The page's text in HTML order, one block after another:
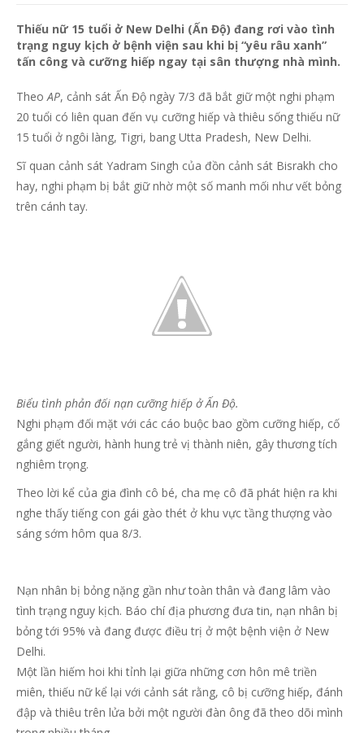
Thiếu nữ 15 tuổi ở New Delhi (Ấn Độ) đang rơi vào tình
trạng nguy kịch ở bệnh viện sau khi bị “yêu râu xanh”
tấn công và cưỡng hiếp ngay tại sân thượng nhà mình.
TheoAP, cảnh sát Ấn Độ ngày 7/3 đã bắt giữ một nghi phạm
20 tuổi có liên quan đến vụ cưỡng hiếp và thiêu sống thiếu nữ
15 tuổi ở ngôi làng, Tigri, bang Utta Pradesh, New Delhi.
Sĩ quan cảnh sát Yadram Singh của đồn cảnh sát Bisrakh cho
hay, nghi phạm bị bắt giữ nhờ một số manh mối như vết bỏng
trên cánh tay.
Biểu tình phản đối nạn cưỡng hiếp ở Ấn Độ.
Nghi phạm đối mặt với các cáo buộc bao gồm cưỡng hiếp, cố
gắng giết người, hành hung trẻ vị thành niên, gây thương tích
nghiêm trọng.
Theo lời kể của gia đình cô bé, cha mẹ cô đã phát hiện ra khi
nghe thấy tiếng con gái gào thét ở khu vực tầng thượng vào
sáng sớm hôm qua 8/3.
Nạn nhân bị bỏng nặng gần như toàn thân và đang lâm vào
tình trạng nguy kịch. Báo chí địa phương đưa tin, nạn nhân bị
bỏng tới 95% và đang được điều trị ở một bệnh viện ở New
Delhi.
Một lần hiếm hoi khi tỉnh lại giữa những cơn hôn mê triền
miên, thiếu nữ kể lại với cảnh sát rằng, cô bị cưỡng hiếp, đánh
đập và thiêu trên lửa bởi một người đàn ông đã theo dõi mình